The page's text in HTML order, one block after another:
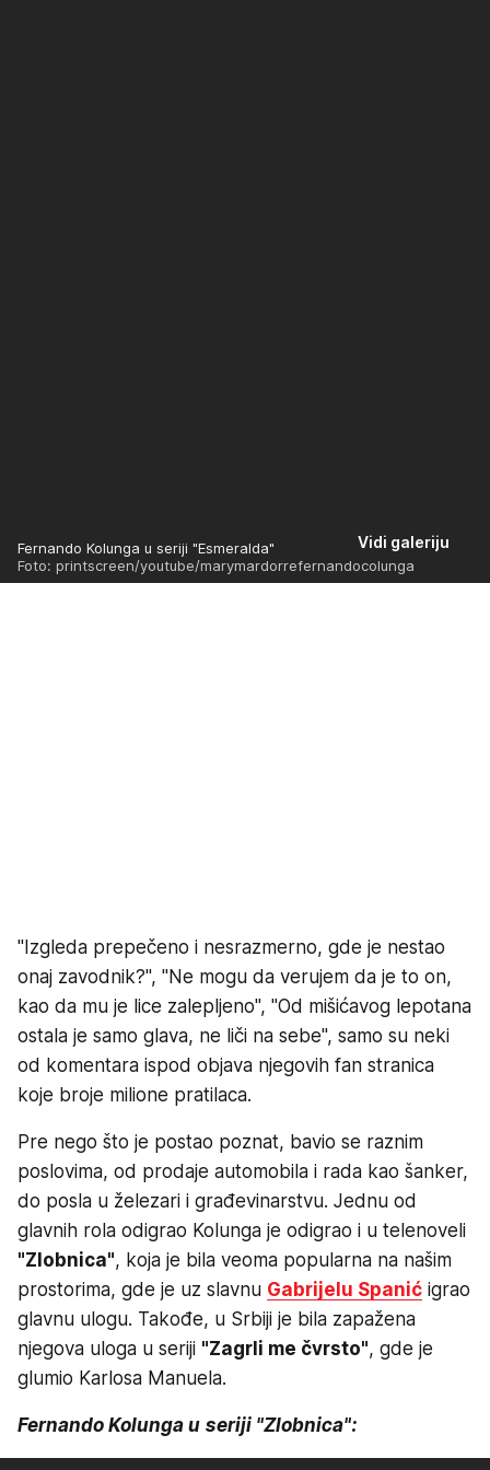
Vidi galeriju
Fernando Kolunga u seriji "Esmeralda"
Foto: printscreen/youtube/marymardorrefernandocolunga
"Izgleda prepečeno i nesrazmerno, gde je nestao
onaj zavodnik?", "Ne mogu da verujem da je to on,
kao da mu je lice zalepljeno", "Od mišićavog lepotana
ostala je samo glava, ne liči na sebe", samo su neki
od komentara ispod objava njegovih fan stranica
koje broje milione pratilaca.
Pre nego što je postao poznat, bavio se raznim
poslovima, od prodaje automobila i rada kao šanker,
do posla u železari i građevinarstvu. Jednu od
glavnih rola odigrao Kolunga je odigrao i u telenoveli
"Zlobnica", koja je bila veoma popularna na našim
prostorima, gde je uz slavnu Gabrijelu Spanić igrao
glavnu ulogu. Takođe, u Srbiji je bila zapažena
njegova uloga u seriji "Zagrli me čvrsto", gde je
glumio Karlosa Manuela.
Fernando Kolunga u seriji "Zlobnica":